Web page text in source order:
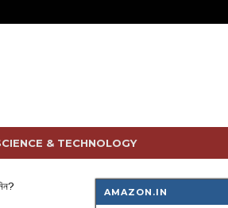
& TECHNOLOGY
AMAZON.IN